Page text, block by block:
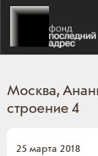
Москва,
строение 4
25 марта 2018